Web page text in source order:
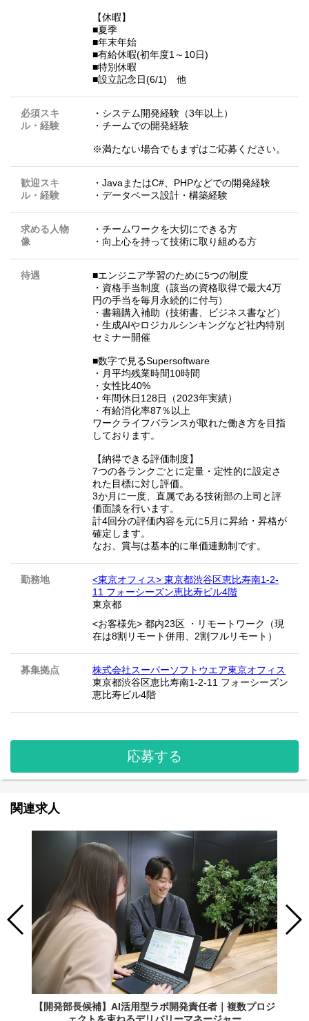
【休暇】
■夏季
■年末年始
■有給休暇(初年度1～10日)
■特別休暇
■設立記念日(6/1) 他
必須スキ
ル・経験
・システム開発経験（3年以上）
・チームでの開発経験
※満たない場合でもまずはご応募ください。
歓迎スキ
ル・経験
・JavaまたはC#、PHPなどでの開発経験
・データベース設計・構築経験
求める人物
像
・チームワークを大切にできる方
・向上心を持って技術に取り組める方
待遇
■エンジニア学習のために5つの制度
・資格手当制度（該当の資格取得で最大4万
円の手当を毎月永続的に付与）
・書籍購入補助（技術書、ビジネス書など）
・生成AIやロジカルシンキングなど社内特別
セミナー開催
■数字で見るSupersoftware
・月平均残業時間10時間
・女性比40%
・年間休日128日（2023年実績）
・有給消化率87％以上
ワークライフバランスが取れた働き方を目指
しております。
【納得できる評価制度】
7つの各ランクごとに定量・定性的に設定さ
れた目標に対し評価。
3か月に一度、直属である技術部の上司と評
価面談を行います。
計4回分の評価内容を元に5月に昇給・昇格が
確定します。
なお、賞与は基本的に単価連動制です。
勤務地
<東京オフィス> 東京都渋谷区恵比寿南1-2-
11 フォーシーズン恵比寿ビル4階
東京都
<お客様先> 都内23区 ・リモートワーク（現
在は8割リモート併用、2割フルリモート）
募集拠点
株式会社スーパーソフトウエア東京オフィス
東京都渋谷区恵比寿南1-2-11 フォーシーズン
恵比寿ビル4階
応募する
関連求人
【開発部長候補】AI活用型ラボ開発責任者｜複数プロジ